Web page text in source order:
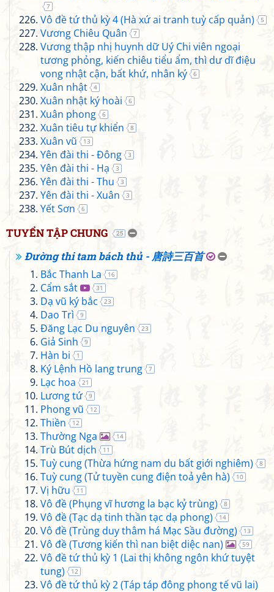
7
Vô đề tứ thủ kỳ 4 (Hà xứ ai tranh tuỳ cấp quản) 5
Vương Chiêu Quân 7
Vương thập nhị huynh dữ Uý Chi viên ngoại
tương phỏng, kiến chiêu tiểu ẩm, thì dư dĩ điệu
vong nhật cận, bất khứ, nhân ký
6
Xuân nhật 4
Xuân nhật ký hoài 6
Xuân phong 6
Xuân tiêu tự khiển 8
Xuân vũ 13
Yên đài thi - Đông 3
Yên đài thi - Hạ 3
Yên đài thi - Thu 3
Yên đài thi - Xuân 3
Yết Sơn 6
TUYỂN TẬP CHUNG 25
Đường thi tam bách thủ - 唐詩三百首
Bắc Thanh La 16
Cẩm sắt 31
Dạ vũ ký bắc 23
Dao Trì 9
Đăng Lạc Du nguyên 23
Giả Sinh 9
Hàn bi 1
Ký Lệnh Hồ lang trung 7
Lạc hoa 21
Lương tứ 9
Phong vũ 12
Thiền 12
Thường Nga 14
Trù Bút dịch 11
Tuỳ cung (Thừa hứng nam du bất giới nghiêm) 8
Tuỳ cung (Tử tuyền cung điện toả yên hà) 10
Vị hữu 11
Vô đề (Phụng vĩ hương la bạc kỷ trùng) 8
Vô đề (Tạc dạ tinh thần tạc dạ phong) 14
Vô đề (Trùng duy thâm há Mạc Sầu đường) 13
Vô đề (Tương kiến thì nan biệt diệc nan) 59
Vô đề tứ thủ kỳ 1 (Lai thị không ngôn khứ tuyệt
tung)
12
Vô đề tứ thủ kỳ 2 (Táp táp đông phong tế vũ lai)